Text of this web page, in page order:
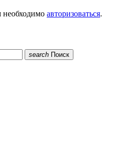
необходимо авторизоваться.
search Поиск